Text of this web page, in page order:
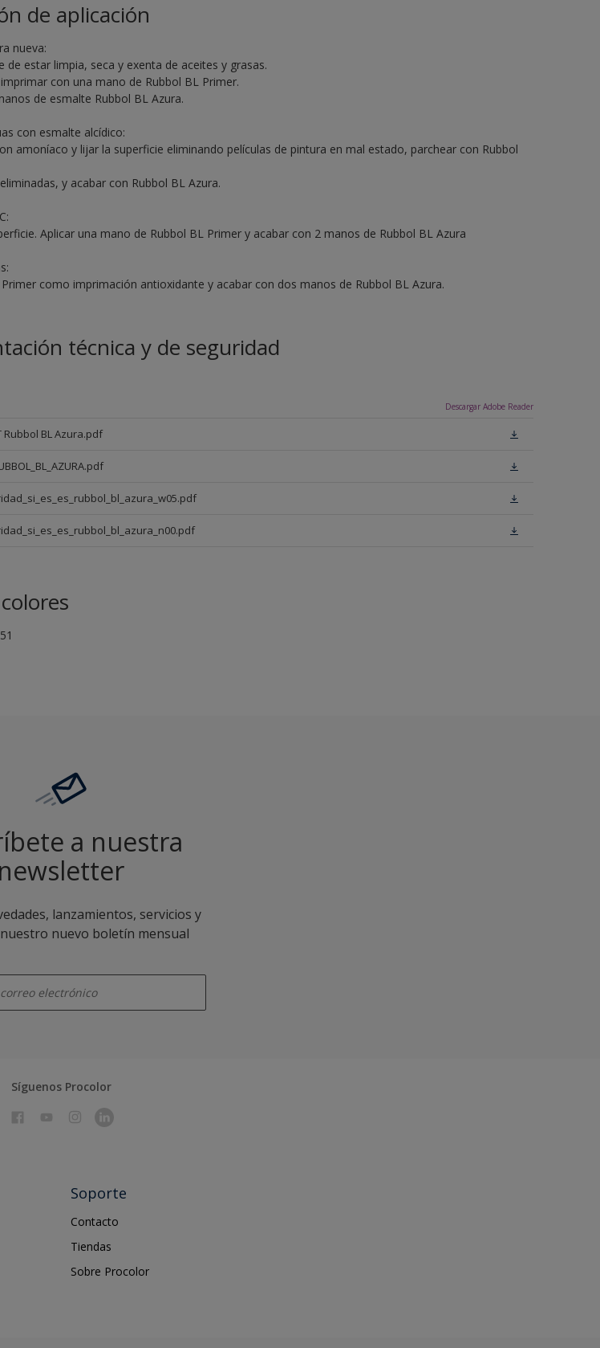
de aplicación
nueva:
de estar limpia, seca y exenta de aceites y grasas.
con una mano de Rubbol BL Primer.
de esmalte Rubbol BL Azura.
con esmalte alcídico:
amoníaco y lijar la superficie eliminando películas de pintura en mal estado, parchear con Rubbol
y acabar con Rubbol BL Azura.
Aplicar una mano de Rubbol BL Primer y acabar con 2 manos de Rubbol BL Azura
Primer como imprimación antioxidante y acabar con dos manos de Rubbol BL Azura.
técnica y de seguridad
Descargar Adobe Reader
Rubbol BL Azura.pdf
a nuestra
newsletter
lanzamientos, servicios y
nuevo boletín mensual
Síguenos Procolor
Soporte
Contacto
Tiendas
Sobre Procolor